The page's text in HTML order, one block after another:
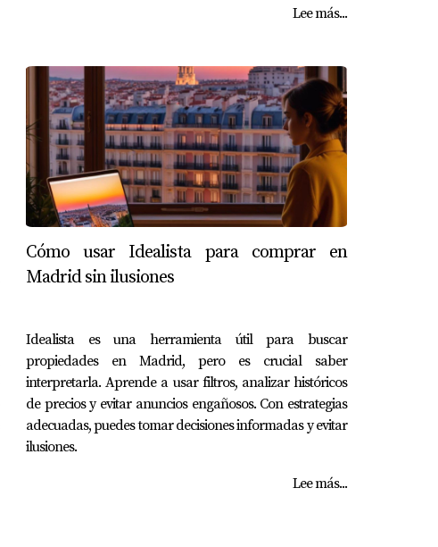
Lee más...
Cómo usar Idealista para comprar en
Madrid sin ilusiones
Idealista es una herramienta útil para buscar
propiedades en Madrid, pero es crucial saber
interpretarla. Aprende a usar filtros, analizar históricos
de precios y evitar anuncios engañosos. Con estrategias
adecuadas, puedes tomar decisiones informadas y evitar
ilusiones.
Lee más...